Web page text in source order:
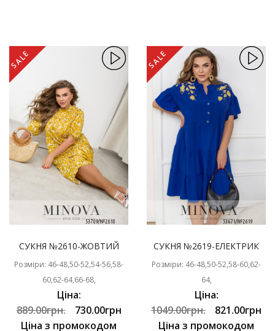
SALE
СУКНЯ №2610-ЖОВТИЙ
Розміри: 46-48,50-52,54-56,58-
60,62-64,66-68,
Ціна:
889.00грн.
730.00грн
Ціна з промокодом
SALE
СУКНЯ №2619-ЕЛЕКТРИК
Розміри: 46-48,50-52,58-60,62-
64,
Ціна:
1049.00грн.
821.00грн
Ціна з промокодом